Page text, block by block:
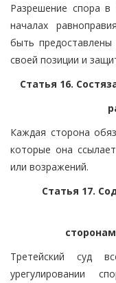
Разрешение спора в
началах
быть
своей позиции и
Статья 16.
Каждая сторона
которые она
или возражений.
Статья 17.
Третейский суд
урегулировании